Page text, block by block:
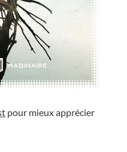
pour mieux apprécier